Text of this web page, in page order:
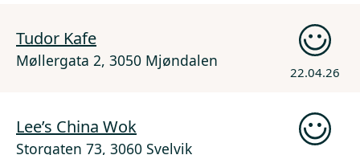
Tudor Kafe
Møllergata 2, 3050 Mjøndalen
22.04.26
Lee’s China Wok
Storgaten 73, 3060 Svelvik